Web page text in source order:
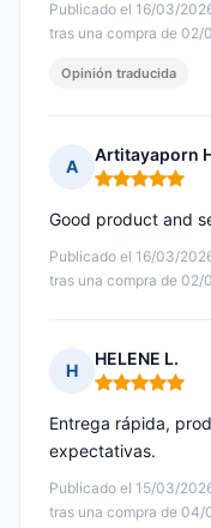
Publicado el 16/03/
tras una compra de 02/
Opinión traducida
A
Artitayaporn
Nota: 5 de 5
Publicado el 16/03/
tras una compra de 02/
Good product and
H
HELENE L.
Nota: 5 de 5
Publicado el 15/03/
tras una compra de
Entrega rápida,
expectativas.